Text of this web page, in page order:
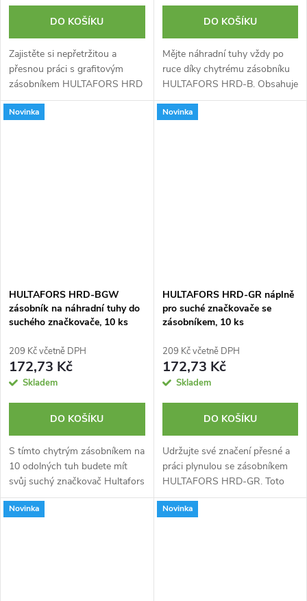
DO KOŠÍKU
Zajistěte si nepřetržitou a
přesnou práci s grafitovým
zásobníkem HULTAFORS HRD
G. Praktické pouzdro s klipem
obsahuje 10 chráněných tuh
DO KOŠÍKU
Mějte náhradní tuhy vždy po
ruce díky chytrému zásobníku
HULTAFORS HRD-B. Obsahuje
10 odolných modrých tuh a
zajišťuje jejich ochranu i
Novinka
HULTAFORS HRD-BGW
zásobník na náhradní tuhy do
suchého značkovače, 10 ks
209 Kč včetně DPH
172,73 Kč
Skladem
DO KOŠÍKU
S tímto chytrým zásobníkem na
10 odolných tuh budete mít
svůj suchý značkovač Hultafors
vždy připravený k práci a
náplně bezpečně chráněné před
Novinka
HULTAFORS HRD-GR náplně
pro suché značkovače se
zásobníkem, 10 ks
209 Kč včetně DPH
172,73 Kč
Skladem
DO KOŠÍKU
Udržujte své značení přesné a
práci plynulou se zásobníkem
HULTAFORS HRD-GR. Toto
chytré pouzdro obsahuje deset
odolných grafitových náplní,
Novinka Novinka